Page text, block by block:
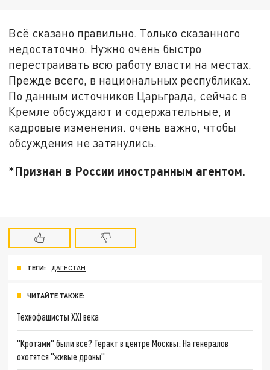
Всё сказано правильно. Только сказанного
недостаточно. Нужно очень быстро
перестраивать всю работу власти на местах.
Прежде всего, в национальных республиках.
По данным источников Царьграда, сейчас в
Кремле обсуждают и содержательные, и
кадровые изменения. очень важно, чтобы
обсуждения не затянулись.
*Признан в России иностранным агентом.
ТЕГИ: ДАГЕСТАН
ЧИТАЙТЕ ТАКЖЕ:
Технофашисты XXI века
"Кротами" были все? Теракт в центре Москвы: На генералов
охотятся "живые дроны"